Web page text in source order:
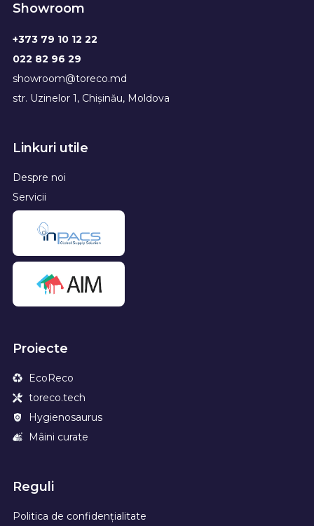
Showroom
+373 79 10 12 22
022 82 96 29
showroom@toreco.md
str. Uzinelor 1, Chișinău, Moldova
Linkuri utile
Despre noi
Servicii
Proiecte
EcoReco
toreco.tech
Hygienosaurus
Mâini curate
Reguli
Politica de confidențialitate